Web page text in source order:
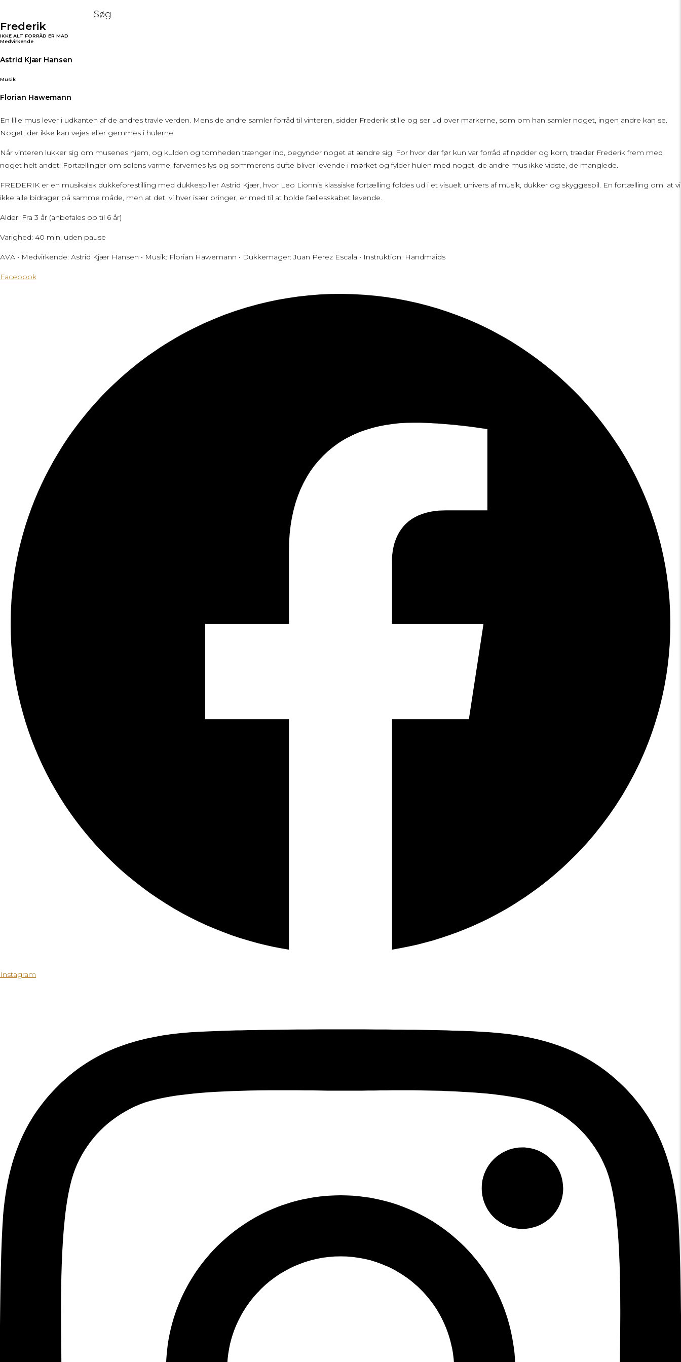
Søg
Frederik
IKKE ALT FORRÅD ER MAD
Medvirkende
Astrid Kjær Hansen
Musik
Florian Hawemann
En lille mus lever i udkanten af de andres travle verden. Mens de andre samler forråd til vinteren, sidder Frederik stille og ser ud over markerne, som om han samler noget, ingen andre kan se.
Noget, der ikke kan vejes eller gemmes i hulerne.
Når vinteren lukker sig om musenes hjem, og kulden og tomheden trænger ind, begynder noget at ændre sig. For hvor der før kun var forråd af nødder og korn, træder Frederik frem med
noget helt andet. Fortællinger om solens varme, farvernes lys og sommerens dufte bliver levende i mørket og fylder hulen med noget, de andre mus ikke vidste, de manglede.
FREDERIK er en musikalsk dukkeforestilling med dukkespiller Astrid Kjær, hvor Leo Lionnis klassiske fortælling foldes ud i et visuelt univers af musik, dukker og skyggespil. En fortælling om, at vi
ikke alle bidrager på samme måde, men at det, vi hver især bringer, er med til at holde fællesskabet levende.
Alder: Fra 3 år (anbefales op til 6 år)
Varighed: 40 min. uden pause
AVA • Medvirkende: Astrid Kjær Hansen • Musik: Florian Hawemann • Dukkemager: Juan Perez Escala • Instruktion: Handmaids
Facebook
Instagram